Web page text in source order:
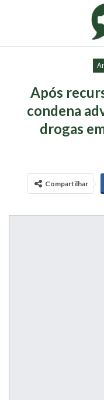
Após
condena
drogas
Compartilhar